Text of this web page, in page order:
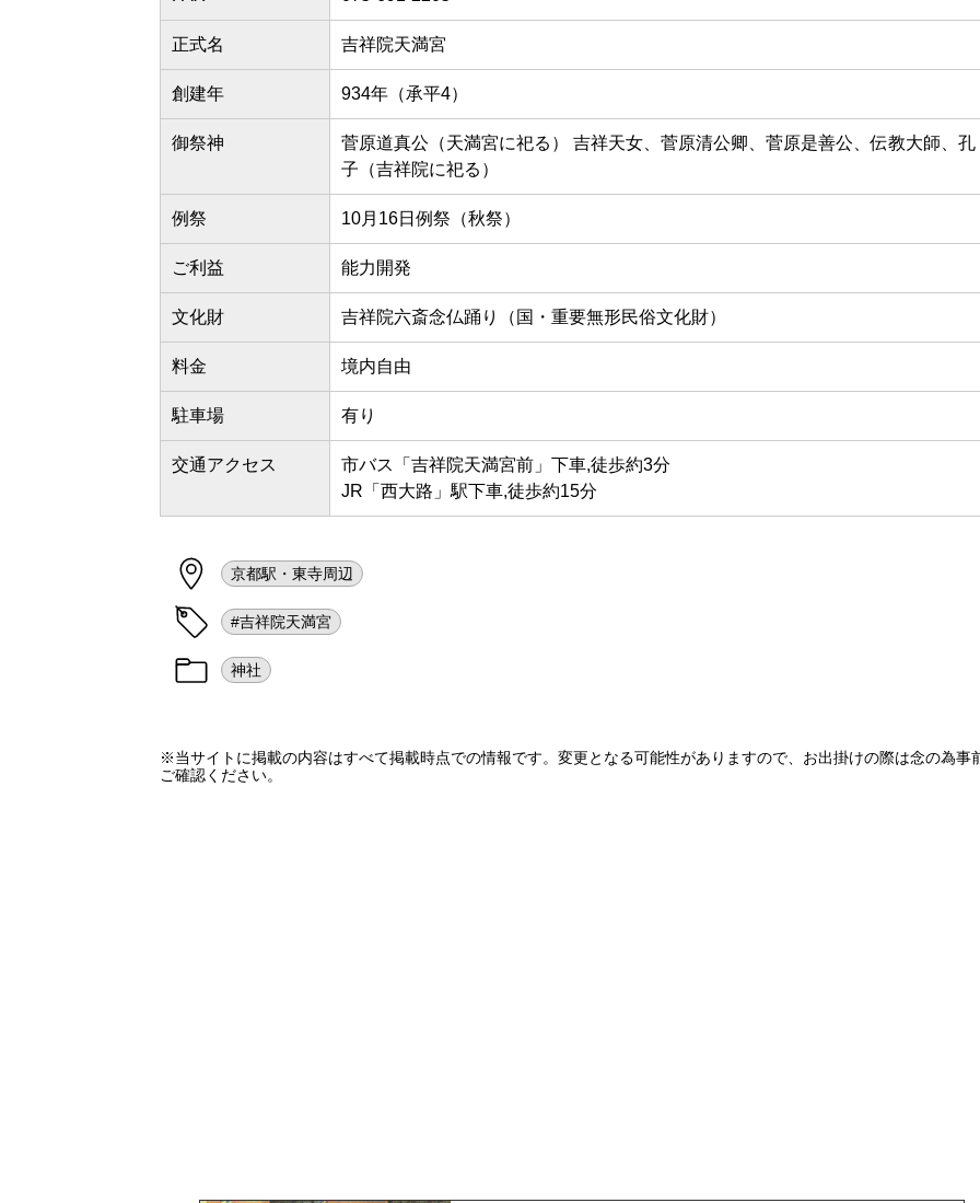
正式名 吉祥院天満宮
創建年 934年（承平4）
御祭神
菅原道真公（天満宮に祀る） 吉祥天女、菅原清公卿、菅原是善公、伝教大師、孔
子（吉祥院に祀る）
例祭 10月16日例祭（秋祭）
ご利益 能力開発
文化財 吉祥院六斎念仏踊り（国・重要無形民俗文化財）
料金 境内自由
駐車場 有り
交通アクセス
市バス「吉祥院天満宮前」下車,徒歩約3分
JR「西大路」駅下車,徒歩約15分
京都駅・東寺周辺
#吉祥院天満宮
神社
※当サイトに掲載の内容はすべて掲載時点での情報です。変更となる可能性がありますので、お出掛けの際は念の為事
ご確認ください。